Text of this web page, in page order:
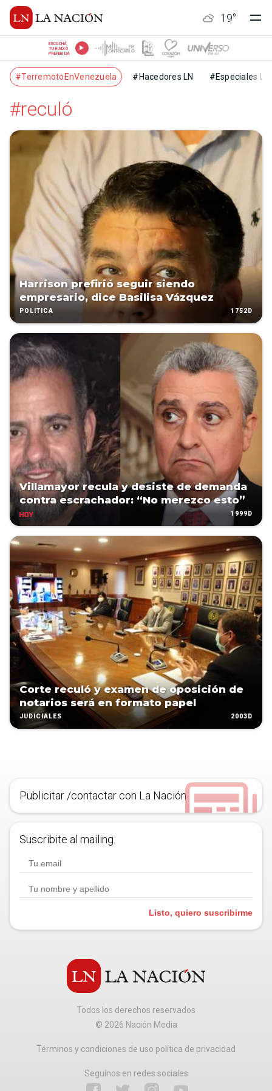
19°
ESCUCHÁ
TU RADIO
PREFERIDA
#TerremotoEnVenezuela #Hacedores LN #Especiales LN
#reculó
Harrison prefirió seguir siendo
empresario, dice Basilisa Vázquez
POLÍTICA 1752D
Villamayor recula y desiste de demanda
contra escrachador: “No merezco esto”
1999D
Corte reculó y examen de oposición de
notarios será en formato papel
JUDICIALES 2003D
Publicitar /contactar con La Nación
Suscribite al mailing.
Listo, quiero suscribirme
Todos los derechos reservados
© 2026 Nación Media
Términos y condiciones de uso política de privacidad
Seguínos en redes sociales